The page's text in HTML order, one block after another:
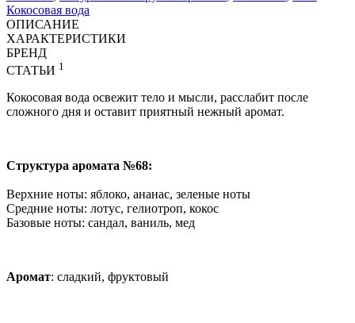
Кокосовая вода
ОПИСАНИЕ
ХАРАКТЕРИСТИКИ
БРЕНД
СТАТЬИ 1
Кокосовая вода освежит тело и мысли, расслабит после
сложного дня и оставит приятный нежный аромат.
Структура аромата №68:
Верхние ноты: яблоко, ананас, зеленые ноты
Средние ноты: лотус, гелиотроп, кокос
Базовые ноты: сандал, ваниль, мед
Аромат: сладкий, фруктовый